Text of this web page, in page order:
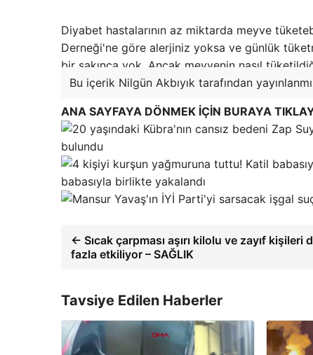
Diyabet hastalarının az miktarda meyve
Derneği'ne göre alerjiniz yoksa ve günlük
bir sakınca yok. Ancak meyvenin nasıl
Bu içerik Nilgün Akbıyık tarafından
ANA SAYFAYA DÖNMEK İÇİN BURAYA
bulundu
babasıyla birlikte yakalandı
← Sıcak çarpması aşırı kilolu ve zayıf kişileri
fazla etkiliyor – SAĞLIK
Tavsiye Edilen Haberler